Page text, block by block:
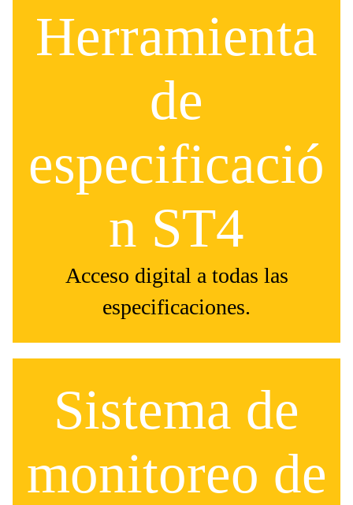
Herramienta
de
especificació
n ST4
Acceso digital a todas las
especificaciones.
Sistema de
monitoreo de